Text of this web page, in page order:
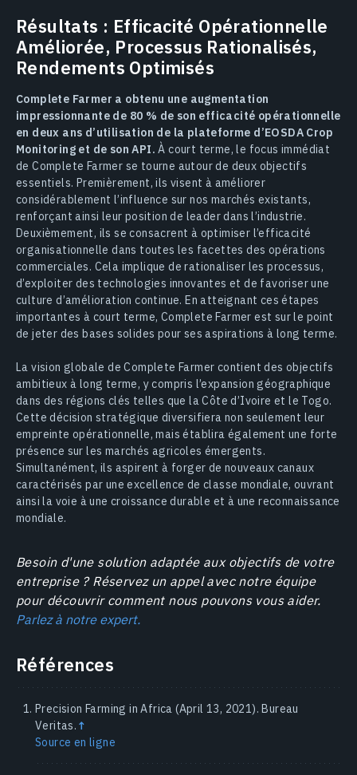
Résultats : Efficacité Opérationnelle
Améliorée, Processus Rationalisés,
Rendements Optimisés
Complete Farmer a obtenu une augmentation
impressionnante de 80 % de son efficacité opérationnelle
en deux ans d’utilisation de la plateforme d’EOSDA Crop
Monitoring et de son API. À court terme, le focus immédiat
de Complete Farmer se tourne autour de deux objectifs
essentiels. Premièrement, ils visent à améliorer
considérablement l’influence sur nos marchés existants,
renforçant ainsi leur position de leader dans l’industrie.
Deuxièmement, ils se consacrent à optimiser l’efficacité
organisationnelle dans toutes les facettes des opérations
commerciales. Cela implique de rationaliser les processus,
d’exploiter des technologies innovantes et de favoriser une
culture d’amélioration continue. En atteignant ces étapes
importantes à court terme, Complete Farmer est sur le point
de jeter des bases solides pour ses aspirations à long terme.
La vision globale de Complete Farmer contient des objectifs
ambitieux à long terme, y compris l’expansion géographique
dans des régions clés telles que la Côte d’Ivoire et le Togo.
Cette décision stratégique diversifiera non seulement leur
empreinte opérationnelle, mais établira également une forte
présence sur les marchés agricoles émergents.
Simultanément, ils aspirent à forger de nouveaux canaux
caractérisés par une excellence de classe mondiale, ouvrant
ainsi la voie à une croissance durable et à une reconnaissance
mondiale.
Besoin d'une solution adaptée aux objectifs de votre
entreprise ? Réservez un appel avec notre équipe
pour découvrir comment nous pouvons vous aider.
Parlez à notre expert.
Références
Precision Farming in Africa (April 13, 2021). Bureau
Veritas. ↑
Source en ligne